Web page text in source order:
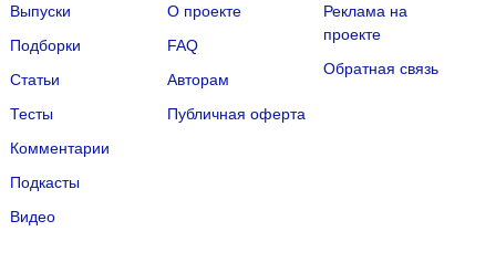
Выпуски
Подборки
Статьи
Тесты
Комментарии
Подкасты
Видео
О проекте
FAQ
Авторам
Публичная оферта
Реклама на
проекте
Обратная связь